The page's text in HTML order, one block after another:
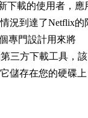
下載的使用者，應
況到達了Netflix的
專門設計用來將
三方下載工具，該
儲存在您的硬碟